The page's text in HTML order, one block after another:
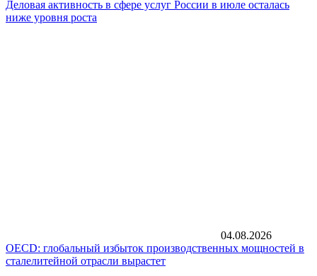
Деловая активность в сфере услуг России в июле осталась
ниже уровня роста
04.08.2026
OECD: глобальный избыток производственных мощностей в
сталелитейной отрасли вырастет